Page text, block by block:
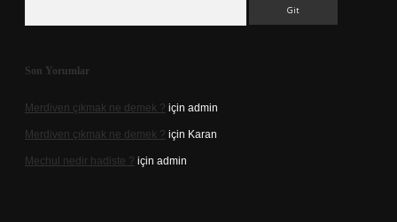
Son Yorumlar
Merdiven çıkmak ne demek ? için admin
Merdiven çıkmak ne demek ? için Karan
Mechul nedir hadiste ? için admin